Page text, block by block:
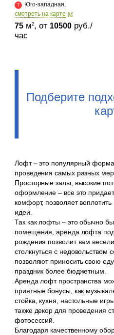
Юго-западная,
cмотреть на карте
75 м2, от 10500 руб./
час
Подберите
Лофт – это популярный
проведения самых разных
Просторные залы, высокие
оформление – все это
комфорт, позволяет
идеи.
Так как лофты – это обычно
помещения, аренда лофта
рождения позволит вам
столкнуться с недовольством
позволяют приносить свою
праздник более бюджетным.
Аренда лофт пространства
приятные бонусы, как
стойка, кухня, настольные
также декор для проведения
фотосессий.
Благодаря качественному